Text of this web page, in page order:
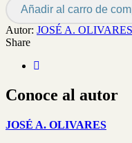
Añadir al carro de
Autor: JOSÉ A. OLIVARES
Share
Conoce al autor
JOSÉ A. OLIVARES